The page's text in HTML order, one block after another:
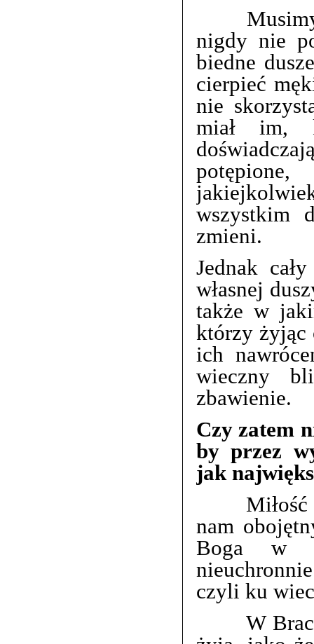
Musimy
nigdy nie
biedne
cierpieć
nie
miał im,
wszystkim
zmieni.
Jednak
własnej
także w
którzy żyjąc
ich
wieczny
zbawienie.
Czy zatem
by przez
jak
Miłość
nam
Boga w
czyli ku
W